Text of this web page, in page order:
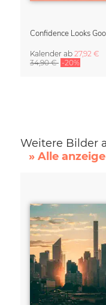
Kalender ab 27,92 €
34,90 € -20%
Weitere Bilder
» Alle